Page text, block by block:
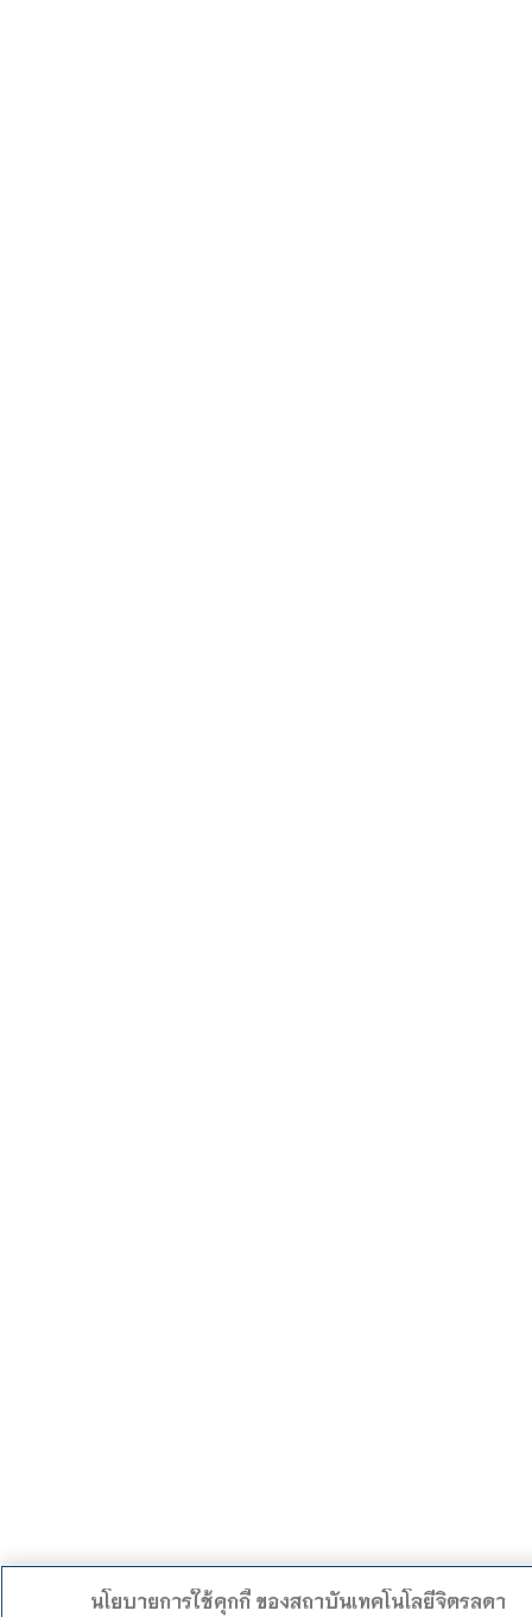
นโยบายการใช้คุกกี้ ของสถาบันเทคโนโลยีจิตรลดา